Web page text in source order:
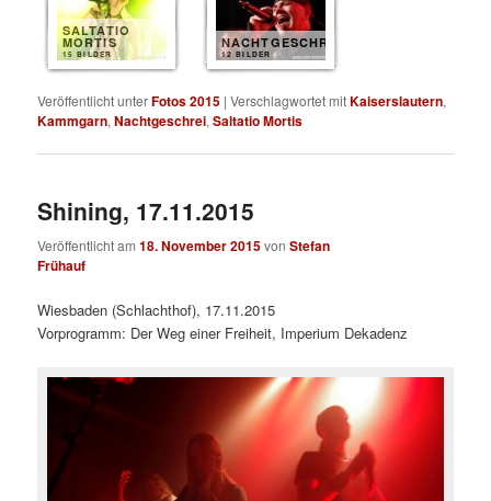
SALTATIO
MORTIS
15 BILDER
NACHTGESCHREI
12 BILDER
Veröffentlicht unterFotos 2015 |Verschlagwortet mitKaiserslautern,
Kammgarn,Nachtgeschrei,Saltatio Mortis
Shining, 17.11.2015
Veröffentlicht am18. November 2015vonStefan
Frühauf
Wiesbaden (Schlachthof), 17.11.2015
Vorprogramm: Der Weg einer Freiheit, Imperium Dekadenz